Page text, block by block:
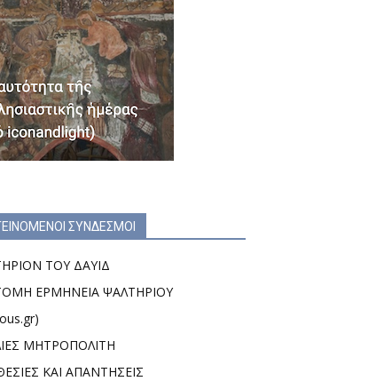
ΣΥΝΔΕΣΜΟΙ
ΤΟΥ ΔΑΥΙΔ
ΕΡΜΗΝΕΙΑ ΨΑΛΤΗΡΙΟΥ
ΜΗΤΡΟΠΟΛΙΤΗ
ΚΑΙ ΑΠΑΝΤΗΣΕΙΣ